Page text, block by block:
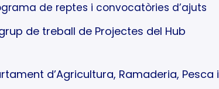
de reptes i convocatòries d’ajuts
de treball de Projectes del Hub
d’Agricultura, Ramaderia, Pesca i